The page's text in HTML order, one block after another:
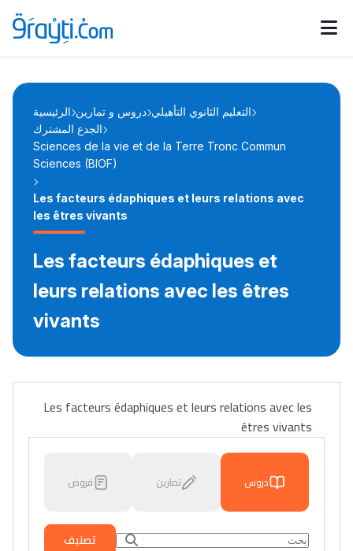
Catégories
d'actualités
Annonces bourses
الرئيسية دروس و تمارين التعليم الثانوي التأهيلي
الجدع المشترك
Sciences de la vie et de la Terre Tronc Commun
Sciences (BIOF)
Les facteurs édaphiques et leurs relations avec
les êtres vivants
Les facteurs édaphiques et
leurs relations avec les êtres
vivants
Les facteurs édaphiques et leurs relations avec les
êtres vivants
دروس تمارين فروض
تصنيف